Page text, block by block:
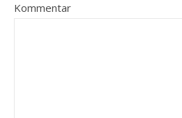
Kommentar